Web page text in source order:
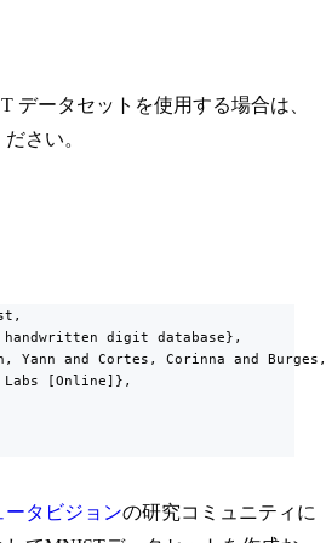
データセットを使用する場合は、
さい。
digit database},
Yann and Cortes, Corinna and
[Online]},
ータビジョンの研究コミュニティに